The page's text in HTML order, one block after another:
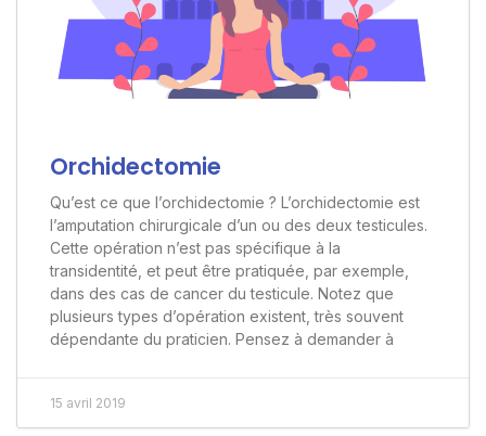
Orchidectomie
Qu’est ce que l’orchidectomie ? L’orchidectomie est
l’amputation chirurgicale d’un ou des deux testicules.
Cette opération n’est pas spécifique à la
transidentité, et peut être pratiquée, par exemple,
dans des cas de cancer du testicule. Notez que
plusieurs types d’opération existent, très souvent
dépendante du praticien. Pensez à demander à
15 avril 2019